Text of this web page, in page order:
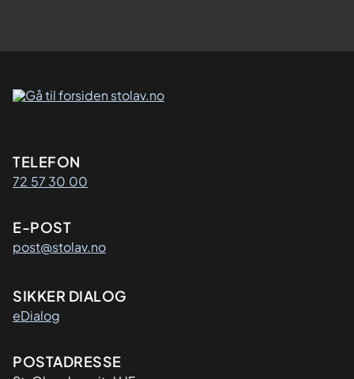
Kontaktinformasjon
TELEFON
72 57 30 00
E-POST
post@stolav.no
SIKKER DIALOG
eDialog
Adresse
POSTADRESSE